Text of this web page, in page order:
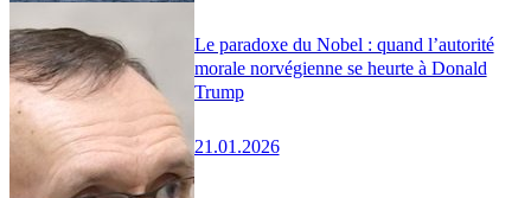
Le paradoxe du Nobel : quand l’autorité
morale norvégienne se heurte à Donald
Trump
21.01.2026